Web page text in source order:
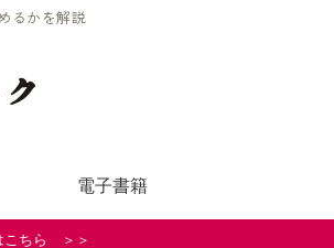
るかを解説
電子書籍
こちら ＞＞